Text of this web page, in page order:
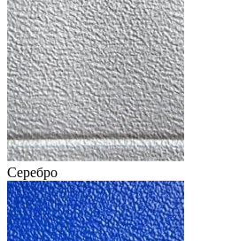
Серебро